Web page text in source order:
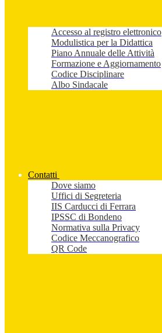
Accesso al registro elettronico
Modulistica per la Didattica
Piano Annuale delle Attività
Formazione e Aggiornamento
Codice Disciplinare
Albo Sindacale
Contatti
Dove siamo
Uffici di Segreteria
IIS Carducci di Ferrara
IPSSC di Bondeno
Normativa sulla Privacy
Codice Meccanografico
QR Code